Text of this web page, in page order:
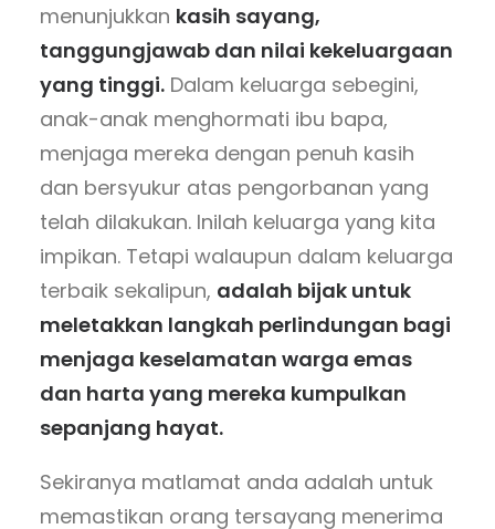
menunjukkan kasih sayang,
tanggungjawab dan nilai kekeluargaan
yang tinggi. Dalam keluarga sebegini,
anak-anak menghormati ibu bapa,
menjaga mereka dengan penuh kasih
dan bersyukur atas pengorbanan yang
telah dilakukan. Inilah keluarga yang kita
impikan. Tetapi walaupun dalam keluarga
terbaik sekalipun, adalah bijak untuk
meletakkan langkah perlindungan bagi
menjaga keselamatan warga emas
dan harta yang mereka kumpulkan
sepanjang hayat.
Sekiranya matlamat anda adalah untuk
memastikan orang tersayang menerima